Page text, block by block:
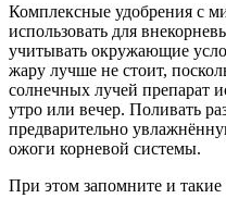
Комплексные удобрения с
использовать для
учитывать окружающие
жару лучше не стоит,
солнечных лучей препарат
утро или вечер. Поливать
предварительно
ожоги корневой системы.
При этом запомните и